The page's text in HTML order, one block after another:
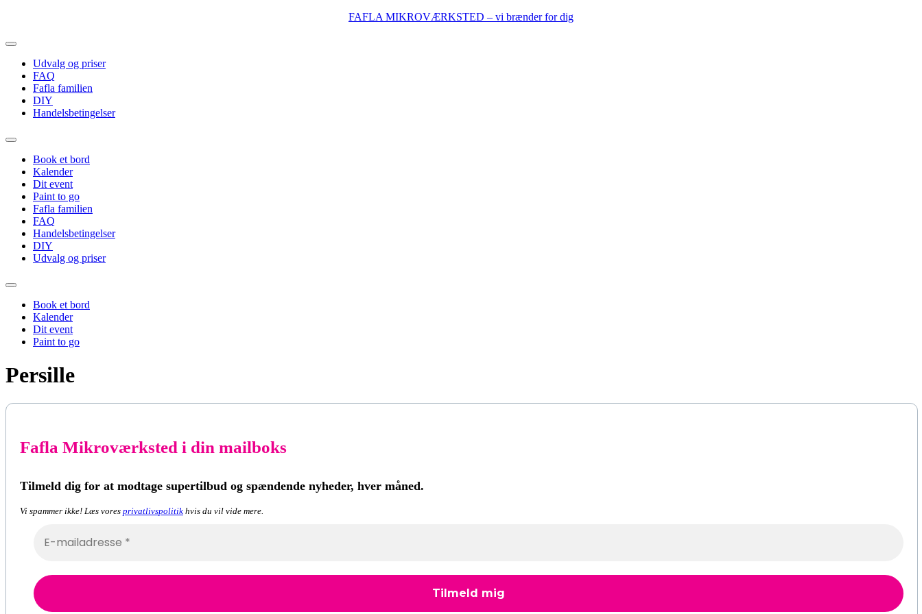
indhold
FAFLA MIKROVÆRKSTED – vi brænder for dig
Udvalg og priser
FAQ
Fafla familien
DIY
Handelsbetingelser
Book et bord
Kalender
Dit event
Paint to go
Fafla familien
FAQ
Handelsbetingelser
DIY
Udvalg og priser
Book et bord
Kalender
Dit event
Paint to go
Persille
Fafla Mikroværksted i din mailboks
Tilmeld dig for at modtage supertilbud og spændende nyheder, hver måned.
Vi spammer ikke! Læs vores privatlivspolitik hvis du vil vide mere.